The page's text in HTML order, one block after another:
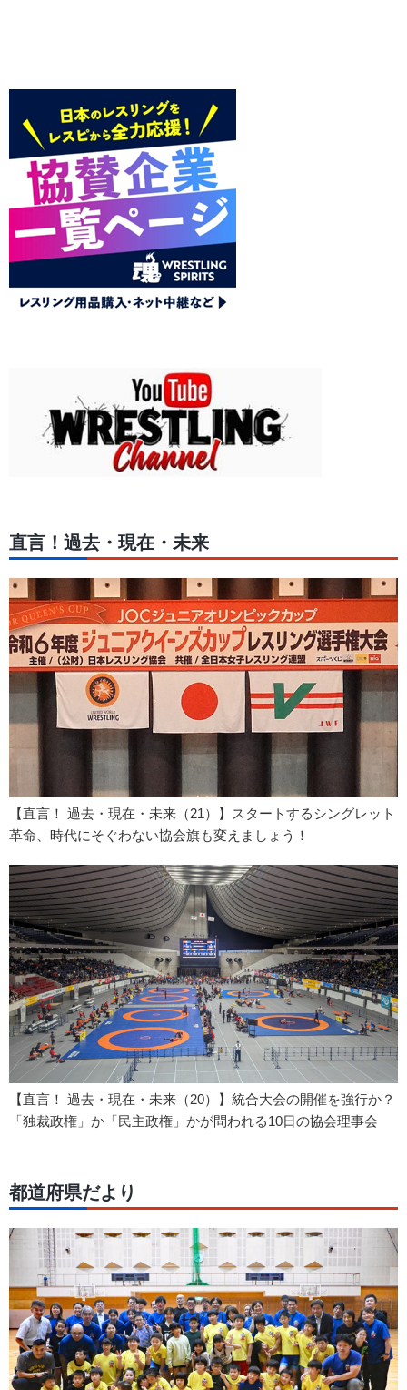
直言！過去・現在・未来
【直言！ 過去・現在・未来（21）】スタートするシングレット
革命、時代にそぐわない協会旗も変えましょう！
【直言！ 過去・現在・未来（20）】統合大会の開催を強行か？
「独裁政権」か「民主政権」かが問われる10日の協会理事会
都道府県だより